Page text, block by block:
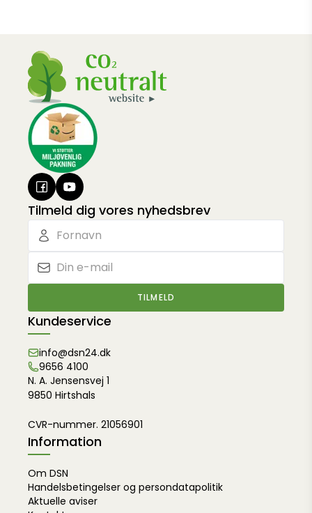
Tilmeld dig vores nyhedsbrev
TILMELD
Kundeservice
info@dsn24.dk
9656 4100
N. A. Jensensvej 1
9850 Hirtshals
CVR-nummer. 21056901
Information
Om DSN
Handelsbetingelser og persondatapolitik
Aktuelle aviser